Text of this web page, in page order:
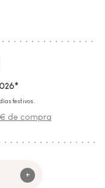
festivos.
de compra
+